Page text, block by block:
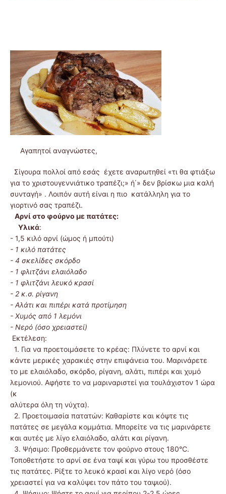
Αγαπητοί αναγνώστες,
Σίγουρα πολλοί από εσάς έχετε αναρωτηθεί «τι θα φτιάξω
για το χριστουγεννιάτικο τραπέζι;» ή΄» δεν βρίσκω μια καλή
συνταγή» . Λοιπόν αυτή είναι η πιο κατάλληλη για το
γιορτινό σας τραπέζι.
Αρνί στο φούρνο με πατάτες:
Υλικά:
- 1,5 κιλό αρνί (ώμος ή μπούτι)
- 1 κιλό πατάτες
- 4 σκελίδες σκόρδο
- 1 φλιτζάνι ελαιόλαδο
- 1 φλιτζάνι λευκό κρασί
- 2 κ.σ. ρίγανη
- Αλάτι και πιπέρι κατά προτίμηση
- Χυμός από 1 λεμόνι
- Νερό (όσο χρειαστεί)
Εκτέλεση:
1. Για να προετοιμάσετε το κρέας: Πλύνετε το αρνί και
κάντε μερικές χαρακιές στην επιφάνεια του. Μαρινάρετε
το με ελαιόλαδο, σκόρδο, ρίγανη, αλάτι, πιπέρι και χυμό
λεμονιού. Αφήστε το να μαριναριστεί για τουλάχιστον 1 ώρα
(κ
αλύτερα όλη τη νύχτα).
2. Προετοιμασία πατατών: Καθαρίστε και κόψτε τις
πατάτες σε μεγάλα κομμάτια. Μπορείτε να τις μαρινάρετε
και αυτές με λίγο ελαιόλαδο, αλάτι και ρίγανη.
3. Ψήσιμο: Προθερμάνετε τον φούρνο στους 180°C.
Τοποθετήστε το αρνί σε ένα ταψί και γύρω του προσθέστε
τις πατάτες. Ρίξτε το λευκό κρασί και λίγο νερό (όσο
χρειαστεί για να καλύψει τον πάτο του ταψιού).